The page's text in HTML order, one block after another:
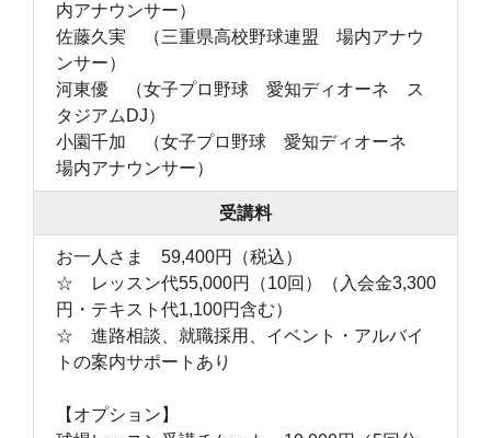
内アナウンサー）
佐藤久実 （三重県高校野球連盟 場内アナウ
ンサー）
河東優 （女子プロ野球 愛知ディオーネ ス
タジアムDJ）
小園千加 （女子プロ野球 愛知ディオーネ
場内アナウンサー）
受講料
お一人さま 59,400円（税込）
☆ レッスン代55,000円（10回）（入会金3,300
円・テキスト代1,100円含む）
☆ 進路相談、就職採用、イベント・アルバイ
トの案内サポートあり
【オプション】